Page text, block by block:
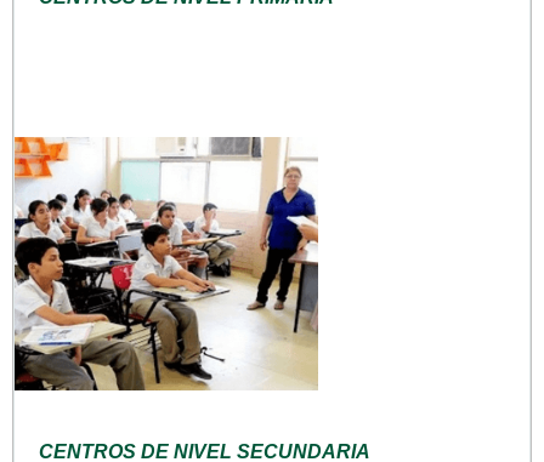
CENTROS DE NIVEL SECUNDARIA